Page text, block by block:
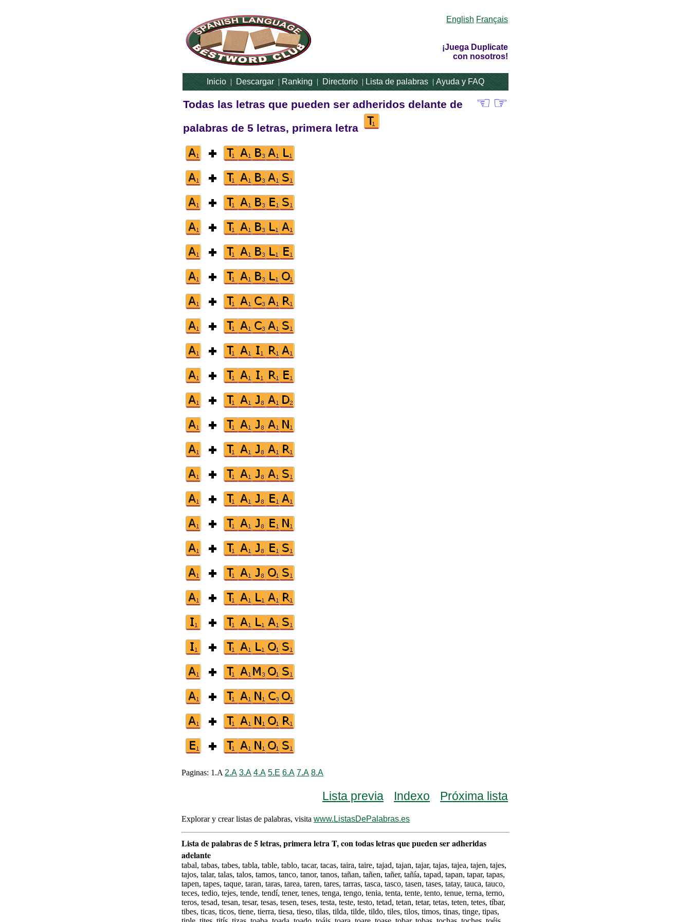
English Français
¡Juega Duplicate
con nosotros!
Inicio|Descargar|Ranking|Directorio|Lista de palabras|Ayuda y FAQ
Todas las letras que pueden ser adheridos delante de
palabras de 5 letras, primera letra
☜ ☞
Paginas: 1.A 2.A 3.A 4.A 5.E 6.A 7.A 8.A
Lista previa Indexo Próxima lista
Explorar y crear listas de palabras, visita www.ListasDePalabras.es
Lista de palabras de 5 letras, primera letra T, con todas letras que pueden ser adheridas
adelante
tabal, tabas, tabes, tabla, table, tablo, tacar, tacas, taira, taire, tajad, tajan, tajar, tajas, tajea, tajen, tajes,
tajos, talar, talas, talos, tamos, tanco, tanor, tanos, tañan, tañen, tañer, tañía, tapad, tapan, tapar, tapas,
tapen, tapes, taque, taran, taras, tarea, taren, tares, tarras, tasca, tasco, tasen, tases, tatay, tauca, tauco,
teces, tedio, tejes, tende, tendí, tener, tenes, tenga, tengo, tenia, tenta, tente, tento, tenue, terna, terno,
teros, tesad, tesan, tesar, tesas, tesen, teses, testa, teste, testo, tetad, tetan, tetar, tetas, teten, tetes, tíbar,
tibes, ticas, ticos, tiene, tierra, tiesa, tieso, tilas, tilda, tilde, tildo, tiles, tilos, timos, tinas, tinge, tipas,